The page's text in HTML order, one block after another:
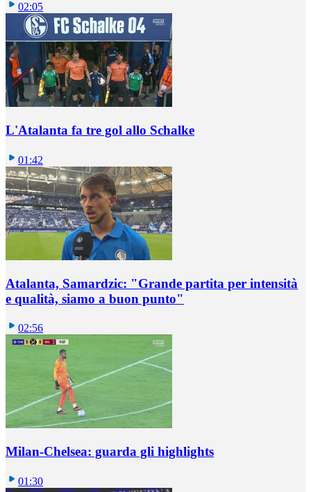
02:05
L'Atalanta fa tre gol allo Schalke
01:42
Atalanta, Samardzic: "Grande partita per intensità
e qualità, siamo a buon punto"
02:56
Milan-Chelsea: guarda gli highlights
01:30